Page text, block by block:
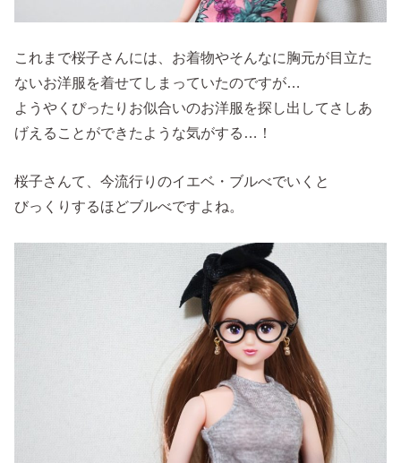
これまで桜子さんには、お着物やそんなに胸元が目立た
ないお洋服を着せてしまっていたのですが…
ようやくぴったりお似合いのお洋服を探し出してさしあ
げえることができたような気がする…！
桜子さんて、今流行りのイエベ・ブルべでいくと
びっくりするほどブルべですよね。